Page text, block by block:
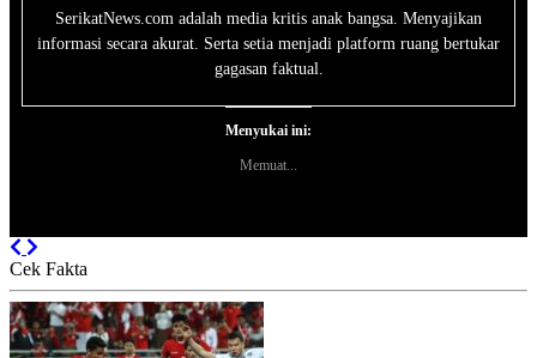
SerikatNews.com adalah media kritis anak bangsa. Menyajikan
informasi secara akurat. Serta setia menjadi platform ruang bertukar
gagasan faktual.
Menyukai ini:
Memuat...
Previous
Cek Fakta